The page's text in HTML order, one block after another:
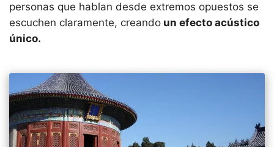
personas que hablan desde extremos opuestos se
escuchen claramente, creando un efecto acústico
único.